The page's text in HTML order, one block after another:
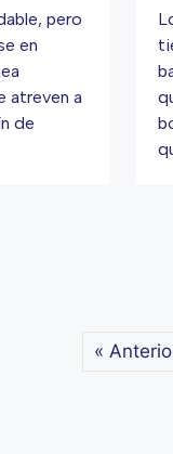
pero
en
atreven a
de
«